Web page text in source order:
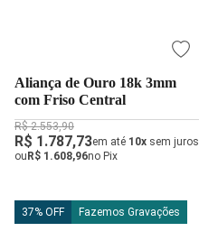
Aliança de Ouro 18k 3mm
com Friso Central
R$ 2.553,90
R$ 1.787,73em até 10x sem juros
ou R$ 1.608,96no Pix
37% OFF Fazemos Gravações